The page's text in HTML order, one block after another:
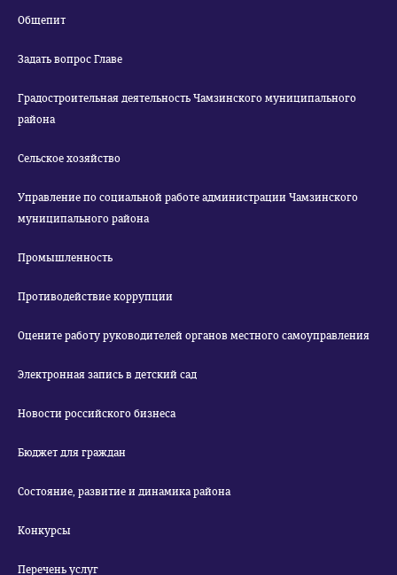
Общепит
Задать вопрос Главе
Градостроительная деятельность Чамзинского муниципального
района
Сельское хозяйство
Управление по социальной работе администрации Чамзинского
муниципального района
Промышленность
Противодействие коррупции
Оцените работу руководителей органов местного самоуправления
Электронная запись в детский сад
Новости российского бизнеса
Бюджет для граждан
Состояние, развитие и динамика района
Конкурсы
Перечень услуг